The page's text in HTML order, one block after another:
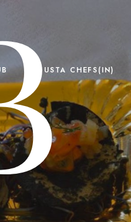
DEGUSTA CHEFS(IN)